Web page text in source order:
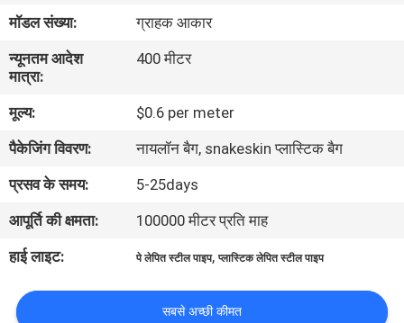
कारखाना
भ्रमण
गुणवत्ता
नियंत्रण
संपर्क
करें
समाचार
मॉडल संख्या:
ग्राहक आकार
न्यूनतम आदेश
मात्रा:
400 मीटर
मूल्य:
$0.6 per meter
पैकेजिंग विवरण:
नायलॉन बैग, snakeskin प्लास्टिक बैग
प्रसव के समय:
5-25days
आपूर्ति की क्षमता:
100000 मीटर प्रति माह
हाई लाइट:
पे लेपित स्टील पाइप,प्लास्टिक लेपित स्टील पाइप
सबसे अच्छी कीमत